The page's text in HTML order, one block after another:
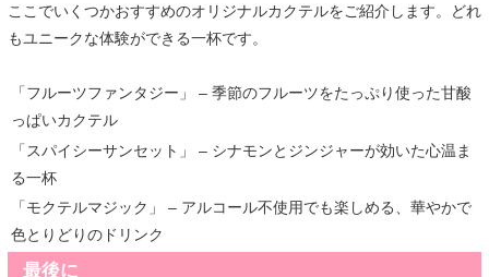
ここでいくつかおすすめのオリジナルカクテルをご紹介します。どれ
もユニークな体験ができる一杯です。
「フルーツファンタジー」 – 季節のフルーツをたっぷり使った甘酸
っぱいカクテル
「スパイシーサンセット」 – シナモンとジンジャーが効いた心温ま
る一杯
「モクテルマジック」 – アルコール不使用でも楽しめる、華やかで
色とりどりのドリンク
最後に